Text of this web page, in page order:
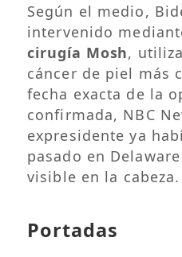
Según el medio,
intervenido
cirugía Mosh,
cáncer de piel más
fecha exacta de la
confirmada, NBC
expresidente ya
pasado en
visible en la cabeza.
Portadas